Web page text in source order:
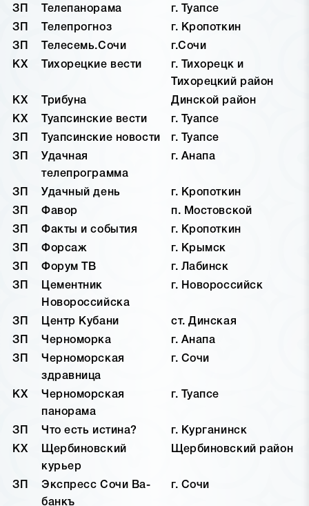
ЗП
Телепанорама
г. Туапсе
ЗП
Телепрогноз
г. Кропоткин
ЗП
Телесемь.Сочи
г.Сочи
КХ
Тихорецкие вести
г. Тихорецк и
Тихорецкий район
КХ
Трибуна
Динской район
КХ
Туапсинские вести
г. Туапсе
ЗП
Туапсинские новости
г. Туапсе
ЗП
Удачная
телепрограмма
г. Анапа
ЗП Удачный день
г. Кропоткин
ЗП
Фавор
п. Мостовской
ЗП
Факты и события
г. Кропоткин
ЗП
Форсаж
г. Крымск
ЗП
Форум ТВ
г. Лабинск
ЗП
Цементник
Новороссийска
г. Новороссийск
ЗП Центр Кубани
ст. Динская
ЗП
Черноморка
г. Анапа
ЗП
Черноморская
здравница
г. Сочи
КХ
Черноморская
панорама
г. Туапсе
ЗП Что есть истина?
г. Курганинск
КХ
Щербиновский
курьер
Щербиновский район
ЗП
Экспресс Сочи Ва-
банкъ
г. Сочи